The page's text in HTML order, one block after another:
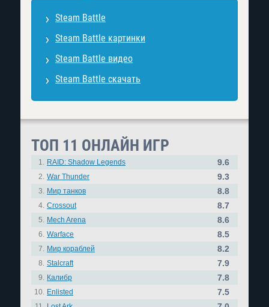
Steam Battle
Steam Battle картинки
Steam Battle видео
Steam Battle скачать
ТОП 11 ОНЛАЙН ИГР
1. RAID: Shadow Legends 9.6
2. War Thunder 9.3
3. Мир танков 8.8
4. Crossout 8.7
5. Mech Arena 8.6
6. Warface 8.5
7. Мир кораблей 8.2
8. Stalcraft 7.9
9. Калибр 7.8
10. Enlisted 7.5